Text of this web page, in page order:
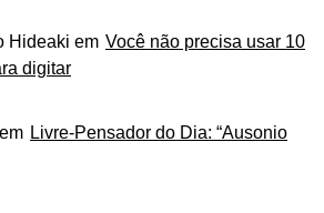
Hideaki em Você não precisa usar 10
digitar
em Livre-Pensador do Dia: “Ausonio